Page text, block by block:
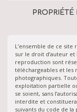
L’ensemble de ce
sur le droit d’auteur
reproduction sont
téléchargeables et les
photographiques.
exploitation partielle
se soient, sans
interdite et
suivants du code de